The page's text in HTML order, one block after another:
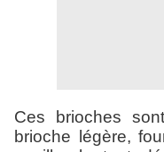
Ces brioches
brioche légère,